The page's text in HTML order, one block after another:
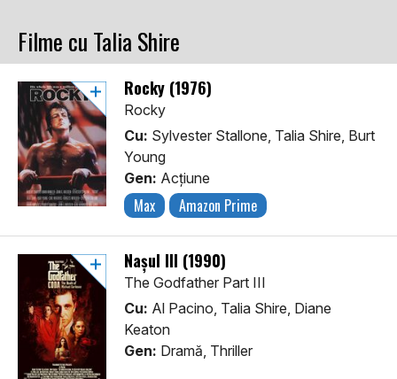
Filme cu Talia Shire
Rocky (1976)
Rocky
Cu: Sylvester Stallone, Talia Shire, Burt
Young
Gen: Acţiune
Max Amazon Prime
Nașul III (1990)
The Godfather Part III
Cu: Al Pacino, Talia Shire, Diane
Keaton
Gen: Dramă, Thriller